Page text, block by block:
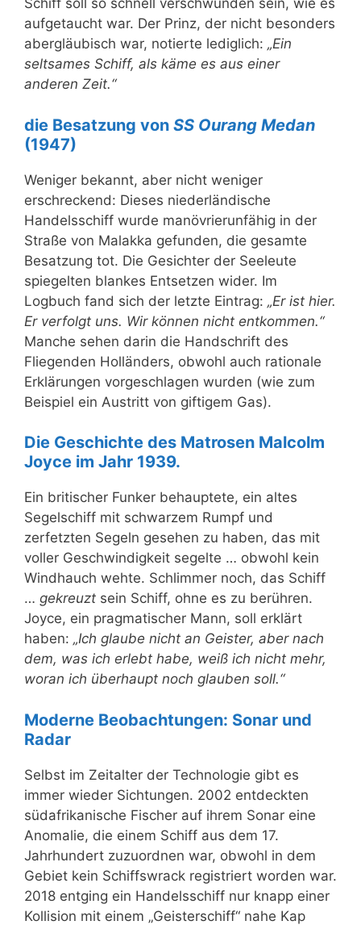
Schiff soll so schnell verschwunden sein, wie es
aufgetaucht war. Der Prinz, der nicht besonders
abergläubisch war, notierte lediglich: „Ein
seltsames Schiff, als käme es aus einer
anderen Zeit.“
die Besatzung von SS Ourang Medan
(1947)
Weniger bekannt, aber nicht weniger
erschreckend: Dieses niederländische
Handelsschiff wurde manövrierunfähig in der
Straße von Malakka gefunden, die gesamte
Besatzung tot. Die Gesichter der Seeleute
spiegelten blankes Entsetzen wider. Im
Logbuch fand sich der letzte Eintrag: „Er ist hier.
Er verfolgt uns. Wir können nicht entkommen.“
Manche sehen darin die Handschrift des
Fliegenden Holländers, obwohl auch rationale
Erklärungen vorgeschlagen wurden (wie zum
Beispiel ein Austritt von giftigem Gas).
Die Geschichte des Matrosen Malcolm
Joyce im Jahr 1939.
Ein britischer Funker behauptete, ein altes
Segelschiff mit schwarzem Rumpf und
zerfetzten Segeln gesehen zu haben, das mit
voller Geschwindigkeit segelte … obwohl kein
Windhauch wehte. Schlimmer noch, das Schiff
… gekreuzt sein Schiff, ohne es zu berühren.
Joyce, ein pragmatischer Mann, soll erklärt
haben: „Ich glaube nicht an Geister, aber nach
dem, was ich erlebt habe, weiß ich nicht mehr,
woran ich überhaupt noch glauben soll.“
Moderne Beobachtungen: Sonar und
Radar
Selbst im Zeitalter der Technologie gibt es
immer wieder Sichtungen. 2002 entdeckten
südafrikanische Fischer auf ihrem Sonar eine
Anomalie, die einem Schiff aus dem 17.
Jahrhundert zuzuordnen war, obwohl in dem
Gebiet kein Schiffswrack registriert worden war.
2018 entging ein Handelsschiff nur knapp einer
Kollision mit einem „Geisterschiff“ nahe Kap